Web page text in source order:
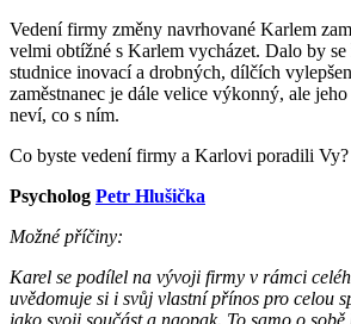
Vedení firmy změny navrhované Karlem
velmi obtížné s Karlem vycházet. Dalo by
studnice inovací a drobných, dílčích
zaměstnanec je dále velice výkonný, ale jeho
neví, co s ním.
Co byste vedení firmy a Karlovi poradili Vy?
Psycholog Petr Hlušička
Možné příčiny:
Karel se podílel na vývoji firmy v rámci
uvědomuje si i svůj vlastní přínos pro celou
jako svoji součást a naopak. To samo o